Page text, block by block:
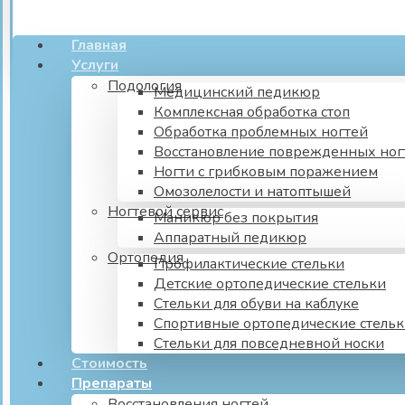
Главная
Услуги
ПодологияМедицинский педикюр
Комплексная обработка стоп
Обработка проблемных ногтей
Восстановление поврежденных
Ногти с грибковым поражением
Омозолелости и натоптышей
Ногтевой сервис
Маникюр без покрытия
Аппаратный педикюр
ОртопедияПрофилактические стельки
Детские ортопедические стельки
Стельки для обуви на каблуке
Спортивные ортопедические
Стельки для повседневной носки
Стоимость
Препараты